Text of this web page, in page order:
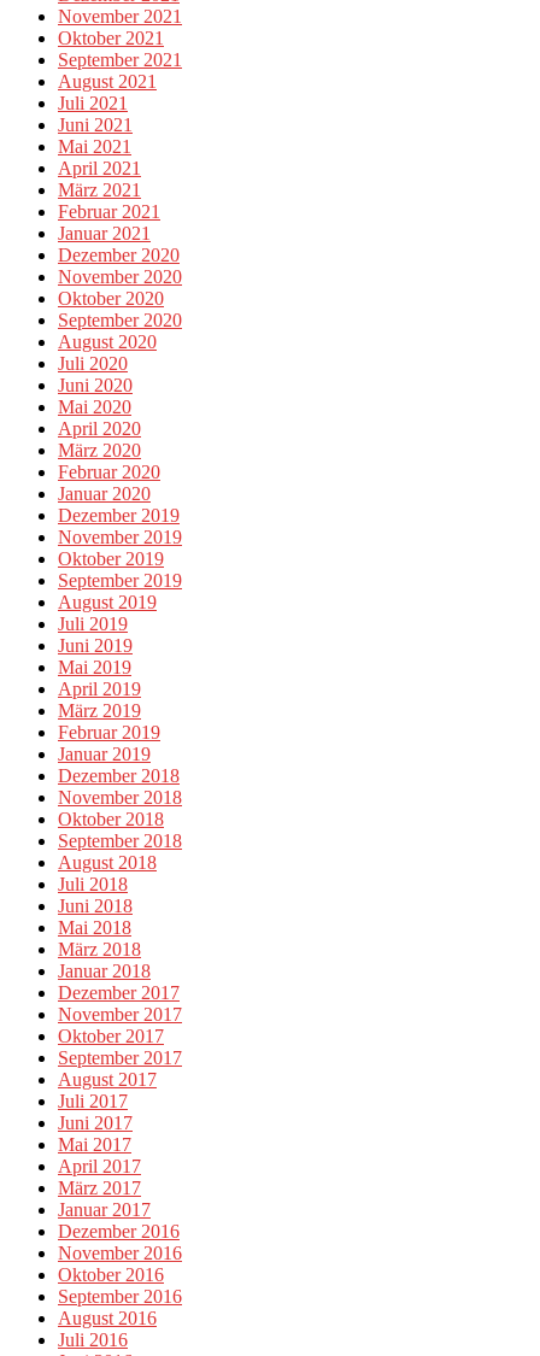
November 2021
Oktober 2021
September 2021
August 2021
Juli 2021
Juni 2021
Mai 2021
April 2021
März 2021
Februar 2021
Januar 2021
Dezember 2020
November 2020
Oktober 2020
September 2020
August 2020
Juli 2020
Juni 2020
Mai 2020
April 2020
März 2020
Februar 2020
Januar 2020
Dezember 2019
November 2019
Oktober 2019
September 2019
August 2019
Juli 2019
Juni 2019
Mai 2019
April 2019
März 2019
Februar 2019
Januar 2019
Dezember 2018
November 2018
Oktober 2018
September 2018
August 2018
Juli 2018
Juni 2018
Mai 2018
März 2018
Januar 2018
Dezember 2017
November 2017
Oktober 2017
September 2017
August 2017
Juli 2017
Juni 2017
Mai 2017
April 2017
März 2017
Januar 2017
Dezember 2016
November 2016
Oktober 2016
September 2016
August 2016
Juli 2016